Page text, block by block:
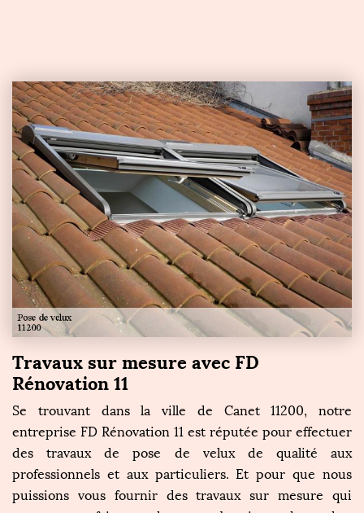
Travaux sur mesure avec FD
Rénovation 11
Se trouvant dans la ville de Canet 11200, notre
entreprise FD Rénovation 11 est réputée pour effectuer
des travaux de pose de velux de qualité aux
professionnels et aux particuliers. Et pour que nous
puissions vous fournir des travaux sur mesure qui